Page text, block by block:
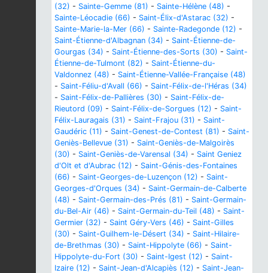
(32) - Sainte-Gemme (81) - Sainte-Hélène (48) -
Sainte-Léocadie (66) - Saint-Élix-d'Astarac (32) -
Sainte-Marie-la-Mer (66) - Sainte-Radegonde (12) -
Saint-Étienne-d'Albagnan (34) - Saint-Étienne-de-
Gourgas (34) - Saint-Étienne-des-Sorts (30) - Saint-
Étienne-de-Tulmont (82) - Saint-Étienne-du-
Valdonnez (48) - Saint-Étienne-Vallée-Française (48)
- Saint-Féliu-d'Avall (66) - Saint-Félix-de-l'Héras (34)
- Saint-Félix-de-Pallières (30) - Saint-Félix-de-
Rieutord (09) - Saint-Félix-de-Sorgues (12) - Saint-
Félix-Lauragais (31) - Saint-Frajou (31) - Saint-
Gaudéric (11) - Saint-Genest-de-Contest (81) - Saint-
Geniès-Bellevue (31) - Saint-Geniès-de-Malgoirès
(30) - Saint-Geniès-de-Varensal (34) - Saint Geniez
d'Olt et d'Aubrac (12) - Saint-Génis-des-Fontaines
(66) - Saint-Georges-de-Luzençon (12) - Saint-
Georges-d'Orques (34) - Saint-Germain-de-Calberte
(48) - Saint-Germain-des-Prés (81) - Saint-Germain-
du-Bel-Air (46) - Saint-Germain-du-Teil (48) - Saint-
Germier (32) - Saint Géry-Vers (46) - Saint-Gilles
(30) - Saint-Guilhem-le-Désert (34) - Saint-Hilaire-
de-Brethmas (30) - Saint-Hippolyte (66) - Saint-
Hippolyte-du-Fort (30) - Saint-Igest (12) - Saint-
Izaire (12) - Saint-Jean-d'Alcapiès (12) - Saint-Jean-